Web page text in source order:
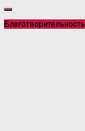
Благотворительность